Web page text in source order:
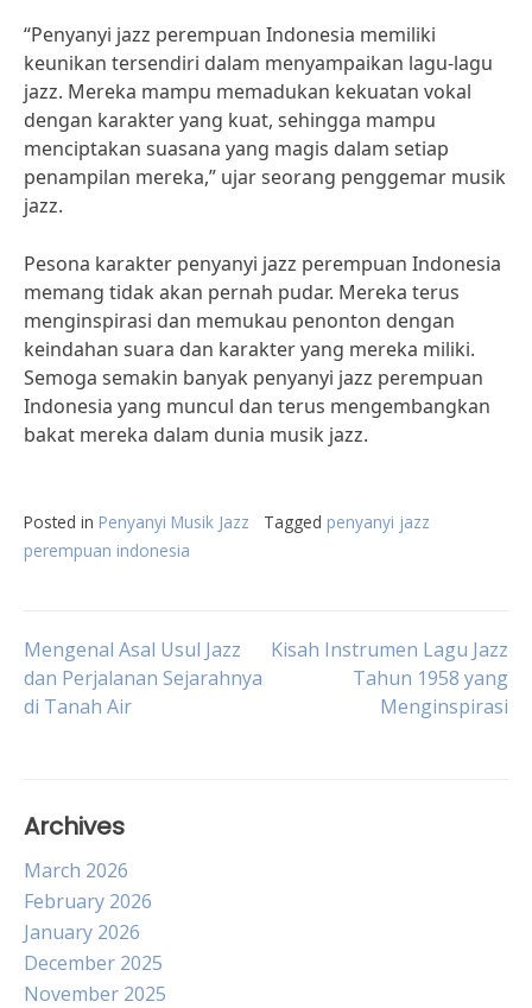
“Penyanyi jazz perempuan Indonesia memiliki
keunikan tersendiri dalam menyampaikan lagu-lagu
jazz. Mereka mampu memadukan kekuatan vokal
dengan karakter yang kuat, sehingga mampu
menciptakan suasana yang magis dalam setiap
penampilan mereka,” ujar seorang penggemar musik
jazz.
Pesona karakter penyanyi jazz perempuan Indonesia
memang tidak akan pernah pudar. Mereka terus
menginspirasi dan memukau penonton dengan
keindahan suara dan karakter yang mereka miliki.
Semoga semakin banyak penyanyi jazz perempuan
Indonesia yang muncul dan terus mengembangkan
bakat mereka dalam dunia musik jazz.
Posted in Penyanyi Musik Jazz Tagged penyanyi jazz
perempuan indonesia
Post
navigation
Mengenal Asal Usul Jazz
dan Perjalanan Sejarahnya
di Tanah Air
Kisah Instrumen Lagu Jazz
Tahun 1958 yang
Menginspirasi
Archives
March 2026
February 2026
January 2026
December 2025
November 2025